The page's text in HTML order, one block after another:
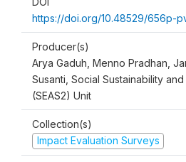
https://doi.org/10.48529/656p-
Producer(s)
Arya Gaduh, Menno Pradhan,
Susanti, Social Sustainability
(SEAS2) Unit
Collection(s)
Impact Evaluation Surveys